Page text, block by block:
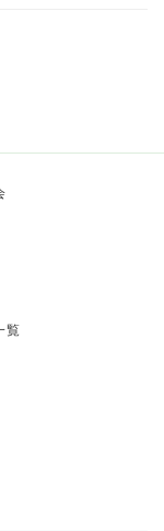
覧